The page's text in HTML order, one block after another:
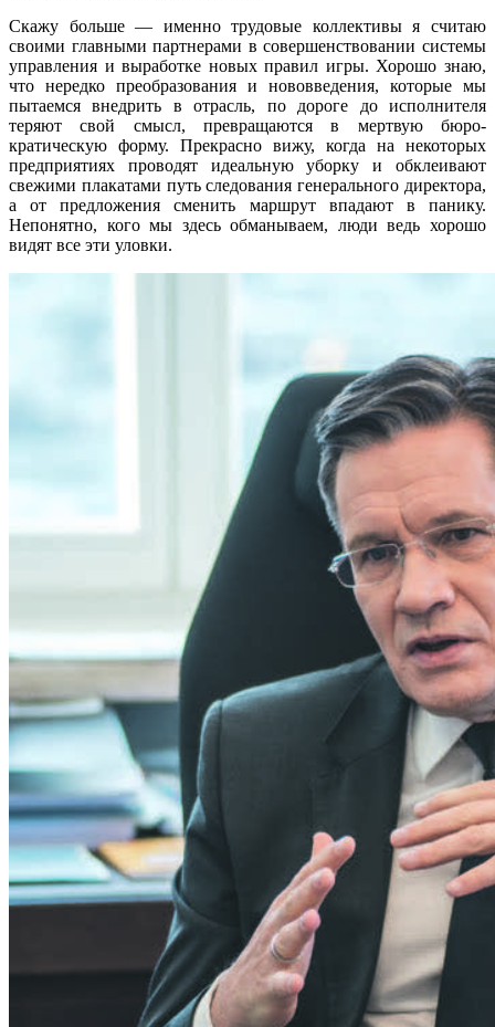
Скажу больше — именно трудовые коллективы я считаю
своими главными партнерами в совершенствовании си­стемы
управления и выработке новых правил игры. Хорошо знаю,
что неред­ко преобразования и нововведения, ко­торые мы
пытаемся внедрить в отрасль, по дороге до исполнителя
теряют свой смысл, превращаются в мертвую бюро­
кратическую форму. Прекрасно вижу, когда на некоторых
предприятиях про­водят идеальную уборку и обклеивают
свежими плакатами путь следования ге­нерального директора,
а от предложе­ния сменить маршрут впадают в панику.
Непонятно, кого мы здесь обманываем, люди ведь хорошо
видят все эти уловки.